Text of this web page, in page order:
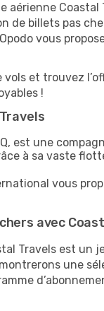
aérienne
de billets pas
vous
et trouvez
!
est une
à sa vaste
vous
avec
Travels est un
une